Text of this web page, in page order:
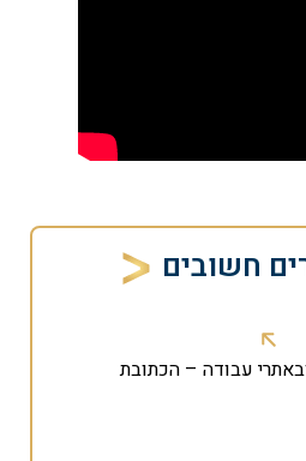
חשובים
עבודה – הכתובת